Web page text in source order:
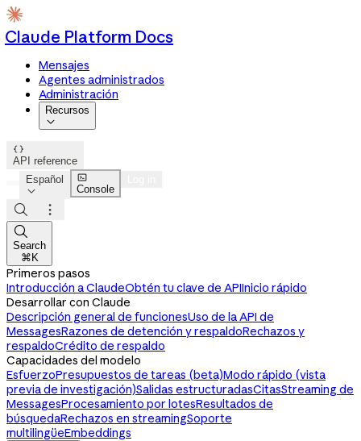
Claude Platform Docs
Mensajes
Agentes administrados
Administración
Recursos


API reference
Español


Console



Search
⌘K
Primeros pasos
Introducción a ClaudeObtén tu clave de APIInicio rápido
Desarrollar con Claude
Descripción general de funcionesUso de la API de
MessagesRazones de detención y respaldoRechazos y
respaldoCrédito de respaldo
Capacidades del modelo
EsfuerzoPresupuestos de tareas (beta)Modo rápido (vista
previa de investigación)Salidas estructuradasCitasStreaming de
MessagesProcesamiento por lotesResultados de
búsquedaRechazos en streamingSoporte
multilingüeEmbeddings